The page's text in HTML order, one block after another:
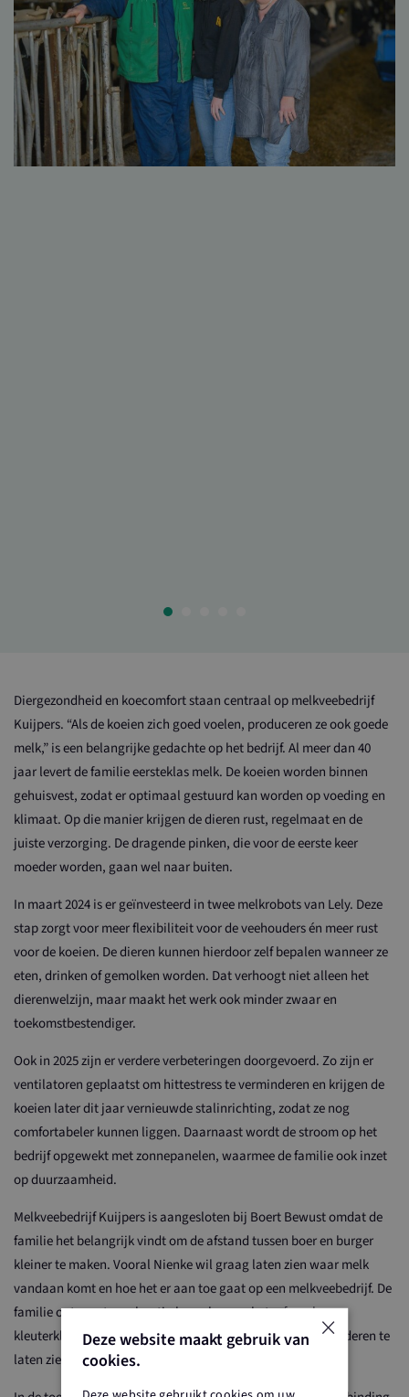
Diergezondheid en koecomfort staan centraal op melkveebedrijf
Kuijpers. “Als de koeien zich goed voelen, produceren ze ook goede
melk,” is een belangrijke gedachte op het bedrijf. Al meer dan 40
jaar levert de familie eersteklas melk. De koeien worden binnen
gehuisvest, zodat er optimaal gestuurd kan worden op voeding en
klimaat. Op die manier krijgen de dieren rust, regelmaat en de
juiste verzorging. De dragende pinken, die voor de eerste keer
moeder worden, gaan wel naar buiten.
In maart 2024 is er geïnvesteerd in twee melkrobots van Lely. Deze
stap zorgt voor meer flexibiliteit voor de veehouders én meer rust
voor de koeien. De dieren kunnen hierdoor zelf bepalen wanneer ze
eten, drinken of gemolken worden. Dat verhoogt niet alleen het
dierenwelzijn, maar maakt het werk ook minder zwaar en
toekomstbestendiger.
Ook in 2025 zijn er verdere verbeteringen doorgevoerd. Zo zijn er
ventilatoren geplaatst om hittestress te verminderen en krijgen de
koeien later dit jaar vernieuwde stalinrichting, zodat ze nog
comfortabeler kunnen liggen. Daarnaast wordt de stroom op het
bedrijf opgewekt met zonnepanelen, waarmee de familie ook inzet
op duurzaamheid.
Melkveebedrijf Kuijpers is aangesloten bij Boert Bewust omdat de
familie het belangrijk vindt om de afstand tussen boer en burger
kleiner te maken. Vooral Nienke wil graag laten zien waar melk
vandaan komt en hoe het er aan toe gaat op een melkveebedrijf. De
familie ontvangt regelmatig bezoekers op het erf, zoals
kleuterklassen van de basisschool of kinderopvang, om kinderen te
laten zien waar hun melk vandaan komt.
×
Deze website maakt gebruik van
cookies.